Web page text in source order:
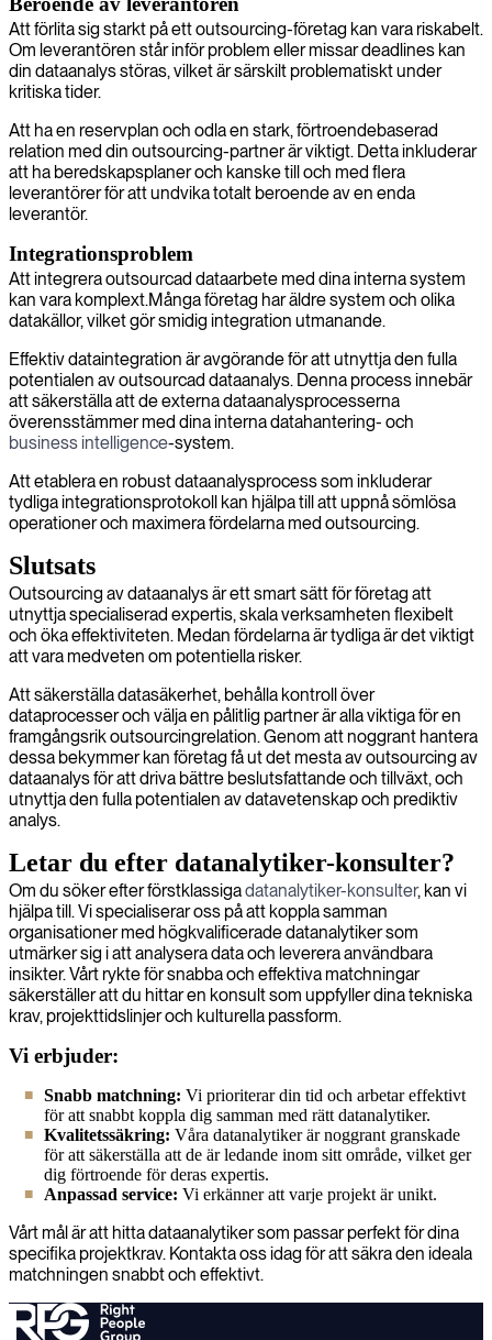
Att förlita sig starkt på ett outsourcing-företag kan vara riskabelt.
Om leverantören står inför problem eller missar deadlines kan
din dataanalys störas, vilket är särskilt problematiskt under
kritiska tider.
Att ha en reservplan och odla en stark, förtroendebaserad
relation med din outsourcing-partner är viktigt. Detta inkluderar
att ha beredskapsplaner och kanske till och med flera
leverantörer för att undvika totalt beroende av en enda
leverantör.
Integrationsproblem
Att integrera outsourcad dataarbete med dina interna system
kan vara komplext.Många företag har äldre system och olika
datakällor, vilket gör smidig integration utmanande.
Effektiv dataintegration är avgörande för att utnyttja den fulla
potentialen av outsourcad dataanalys. Denna process innebär
att säkerställa att de externa dataanalysprocesserna
överensstämmer med dina interna datahantering- och
business intelligence-system.
Att etablera en robust dataanalysprocess som inkluderar
tydliga integrationsprotokoll kan hjälpa till att uppnå sömlösa
operationer och maximera fördelarna med outsourcing.
Slutsats
Outsourcing av dataanalys är ett smart sätt för företag att
utnyttja specialiserad expertis, skala verksamheten flexibelt
och öka effektiviteten. Medan fördelarna är tydliga är det viktigt
att vara medveten om potentiella risker.
Att säkerställa datasäkerhet, behålla kontroll över
dataprocesser och välja en pålitlig partner är alla viktiga för en
framgångsrik outsourcingrelation. Genom att noggrant hantera
dessa bekymmer kan företag få ut det mesta av outsourcing av
dataanalys för att driva bättre beslutsfattande och tillväxt, och
utnyttja den fulla potentialen av datavetenskap och prediktiv
analys.
Letar du efter datanalytiker-konsulter?
Om du söker efter förstklassigadatanalytiker-konsulter, kan vi
hjälpa till. Vi specialiserar oss på att koppla samman
organisationer med högkvalificerade datanalytiker som
utmärker sig i att analysera data och leverera användbara
insikter. Vårt rykte för snabba och effektiva matchningar
säkerställer att du hittar en konsult som uppfyller dina tekniska
krav, projekttidslinjer och kulturella passform.
Vi erbjuder:
Snabb matchning: Vi prioriterar din tid och arbetar effektivt
för att snabbt koppla dig samman med rätt datanalytiker.
Kvalitetssäkring: Våra datanalytiker är noggrant granskade
för att säkerställa att de är ledande inom sitt område, vilket ger
dig förtroende för deras expertis.
Anpassad service: Vi erkänner att varje projekt är unikt.
Vårt mål är att hitta dataanalytiker som passar perfekt för dina
specifika projektkrav. Kontakta oss idag för att säkra den ideala
matchningen snabbt och effektivt.